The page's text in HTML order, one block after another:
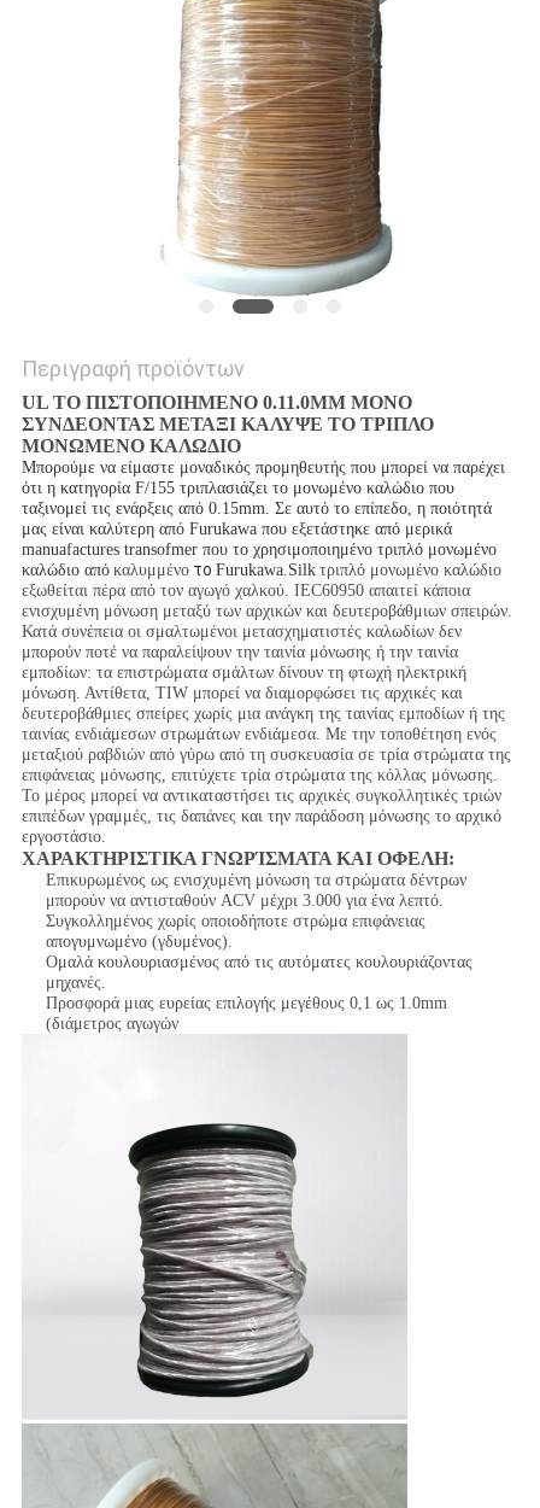
Περιγραφή προϊόντων
UL ΤΟ ΠΙΣΤΟΠΟΙΗΜΕΝΟ 0.11.0MM ΜΟΝΟ
ΣΥΝΔΕΟΝΤΑΣ ΜΕΤΑΞΙ ΚΑΛΥΨΕ ΤΟ ΤΡΙΠΛΟ
ΜΟΝΩΜΕΝΟ ΚΑΛΩΔΙΟ
Μπορούμε να είμαστε μοναδικός προμηθευτής που μπορεί να παρέχει
ότι η κατηγορία F/155 τριπλασιάζει το μονωμένο καλώδιο που
ταξινομεί τις ενάρξεις από 0.15mm. Σε αυτό το επίπεδο, η ποιότητά
μας είναι καλύτερη από Furukawa που εξετάστηκε από μερικά
manuafactures transofmer που το χρησιμοποιημένο τριπλό μονωμένο
καλώδιο από καλυμμένοτο Furukawa.Silk τριπλό μονωμένο καλώδιο
εξωθείται πέρα από τον αγωγό χαλκού. IEC60950 απαιτεί κάποια
ενισχυμένη μόνωση μεταξύ των αρχικών και δευτεροβάθμιων σπειρών.
Κατά συνέπεια οι σμαλτωμένοι μετασχηματιστές καλωδίων δεν
μπορούν ποτέ να παραλείψουν την ταινία μόνωσης ή την ταινία
εμποδίων: τα επιστρώματα σμάλτων δίνουν τη φτωχή ηλεκτρική
μόνωση. Αντίθετα, TIW μπορεί να διαμορφώσει τις αρχικές και
δευτεροβάθμιες σπείρες χωρίς μια ανάγκη της ταινίας εμποδίων ή της
ταινίας ενδιάμεσων στρωμάτων ενδιάμεσα. Με την τοποθέτηση ενός
μεταξιού ραβδιών από γύρω από τη συσκευασία σε τρία στρώματα της
επιφάνειας μόνωσης, επιτύχετε τρία στρώματα της κόλλας μόνωσης.
Το μέρος μπορεί να αντικαταστήσει τις αρχικές συγκολλητικές τριών
επιπέδων γραμμές, τις δαπάνες και την παράδοση μόνωσης το αρχικό
εργοστάσιο.
ΧΑΡΑΚΤΗΡΙΣΤΙΚΑ ΓΝΩΡΊΣΜΑΤΑ ΚΑΙ ΟΦΕΛΗ:
Επικυρωμένος ως ενισχυμένη μόνωση τα στρώματα δέντρων
μπορούν να αντισταθούν ACV μέχρι 3.000 για ένα λεπτό.
Συγκολλημένος χωρίς οποιοδήποτε στρώμα επιφάνειας
απογυμνωμένο (γδυμένος).
Ομαλά κουλουριασμένος από τις αυτόματες κουλουριάζοντας
μηχανές.
Προσφορά μιας ευρείας επιλογής μεγέθους 0,1 ως 1.0mm
(διάμετρος αγωγών